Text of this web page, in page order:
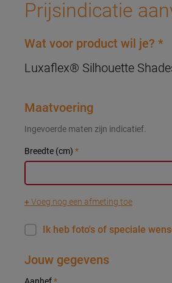
Prijsindicatie
Wat voor product wil je? *
Luxaflex® Silhouette
Maatvoering
Ingevoerde maten zijn indicatief.
Breedte (cm) *
+Voeg nog een afmeting toe
Ik heb foto's of speciale
Jouw gegevens